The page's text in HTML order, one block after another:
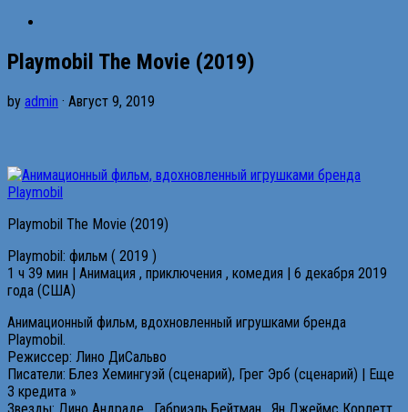
Playmobil The Movie (2019)
by admin · Август 9, 2019
Playmobil The Movie (2019)
Playmobil: фильм ( 2019 )
1 ч 39 мин | Анимация , приключения , комедия | 6 декабря 2019
года (США)
Анимационный фильм, вдохновленный игрушками бренда
Playmobil.
Режиссер: Лино ДиСальво
Писатели: Блез Хемингуэй (сценарий), Грег Эрб (сценарий) | Еще
3 кредита »